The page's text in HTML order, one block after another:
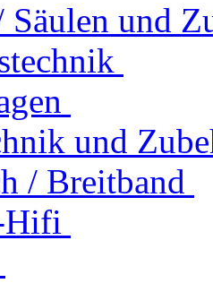
Säulen und
und
/ Breitband
Hifi